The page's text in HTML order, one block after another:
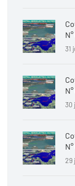
31
30
29